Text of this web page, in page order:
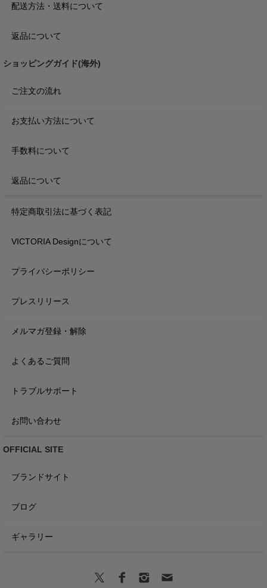
配送方法・送料について
返品について
ショッピングガイド(海外)
ご注文の流れ
お支払い方法について
手数料について
返品について
特定商取引法に基づく表記
VICTORIA Designについて
プライバシーポリシー
プレスリリース
メルマガ登録・解除
よくあるご質問
トラブルサポート
お問い合わせ
OFFICIAL SITE
ブランドサイト
ブログ
ギャラリー